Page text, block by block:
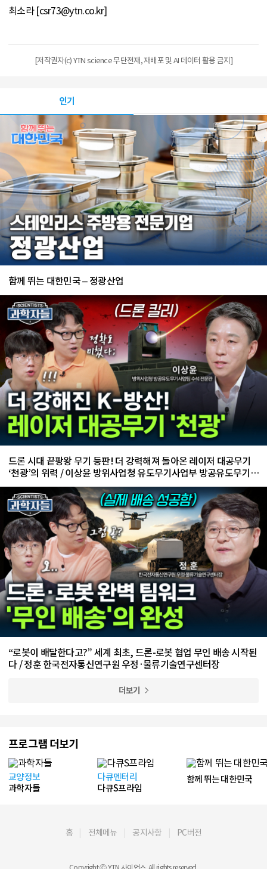
최소라 [csr73@ytn.co.kr]
[저작권자(c) YTN science 무단전재, 재배포 및 AI 데이터 활용 금지]
인기
함께 뛰는 대한민국 – 정광산업
드론 시대 끝팡왕 무기 등판! 더 강력해져 돌아온 레이저 대공무기
‘천광’의 위력 / 이상윤 방위사업청 유도무기사업부 방공유도무기사
업팀 수석 전문관
“로봇이 배달한다고?” 세계 최초, 드론-로봇 협업 무인 배송 시작된
다 / 정훈 한국전자통신연구원 우정·물류기술연구센터장
더보기
프로그램 더보기
교양정보
과학자들
다큐멘터리
다큐S프라임
함께 뛰는 대한민국
홈 전체메뉴 공지사항 PC버전